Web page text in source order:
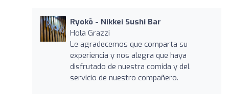
Ryokō - Nikkei Sushi Bar
Hola Grazzi
Le agradecemos que comparta su
experiencia y nos alegra que haya
disfrutado de nuestra comida y del
servicio de nuestro compañero.